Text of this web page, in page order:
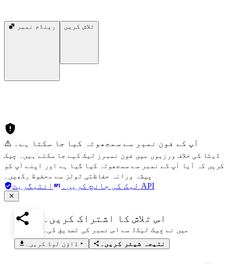
رینڈم نمبر تلاش کریں
⚠️ آپ کے فون نمبر سے سمجھوتہ کیا جا سکتا ہے۔
ڈیٹا کی خلاف ورزیوں میں فون نمبرز لیک کیے جا سکتے ہیں۔ چیک
کریں کہ آیا آپ کے نمبر سے سمجھوتہ کیا گیا ہے اور اپنے آپ کو
پیشہ ورانہ حفاظتی ٹولز سے محفوظ رکھیں۔
لیک کی جانچ کریں۔ انٹیگریٹ API
اس تلاش کا اشتراک کریں۔
میں نے چیک لیکڈ سے اس نمبر کی تصدیق کی۔
ڈاؤن لوڈ کریں۔
نتیجہ شیئر کریں۔